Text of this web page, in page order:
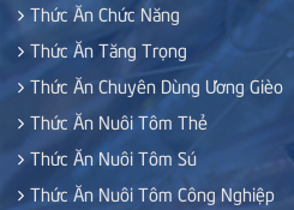
Thức Ăn Chức Năng
Thức Ăn Tăng Trọng
Thức Ăn Chuyên Dùng Ương Gièo
Thức Ăn Nuôi Tôm Thẻ
Thức Ăn Nuôi Tôm Sú
Thức Ăn Nuôi Tôm Công Nghiệp